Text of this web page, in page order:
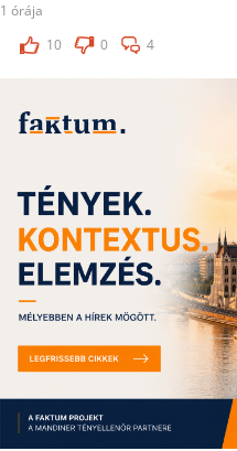
1 órája
10
0 4